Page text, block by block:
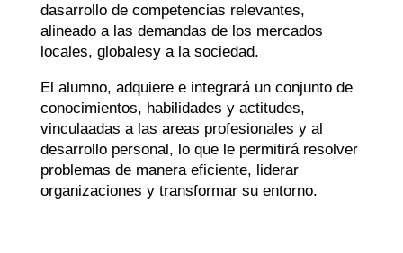
dasarrollo de competencias relevantes,
alineado a las demandas de los mercados
locales, globalesy a la sociedad.
El alumno, adquiere e integrará un conjunto de
conocimientos, habilidades y actitudes,
vinculaadas a las areas profesionales y al
desarrollo personal, lo que le permitirá resolver
problemas de manera eficiente, liderar
organizaciones y transformar su entorno.